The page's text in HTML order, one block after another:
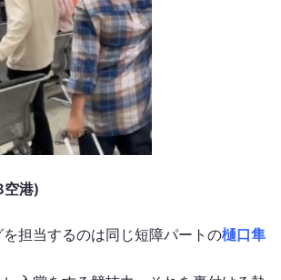
空港)
担当するのは同じ短障パートの樋口隼